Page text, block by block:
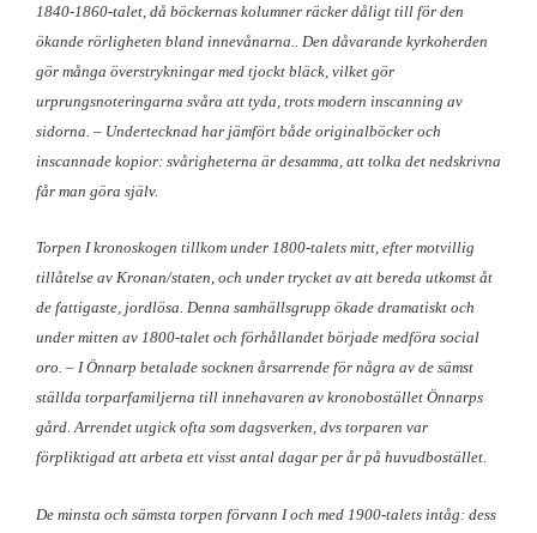
1840-1860-talet, då böckernas kolumner räcker dåligt till för den
ökande rörligheten bland innevånarna.. Den dåvarande kyrkoherden
gör många överstrykningar med tjockt bläck, vilket gör
urprungsnoteringarna svåra att tyda, trots modern inscanning av
sidorna. – Undertecknad har jämfört både originalböcker och
inscannade kopior: svårigheterna är desamma, att tolka det nedskrivna
får man göra själv.
Torpen I kronoskogen tillkom under 1800-talets mitt, efter motvillig
tillåtelse av Kronan/staten, och under trycket av att bereda utkomst åt
de fattigaste, jordlösa. Denna samhällsgrupp ökade dramatiskt och
under mitten av 1800-talet och förhållandet började medföra social
oro. – I Önnarp betalade socknen årsarrende för några av de sämst
ställda torparfamiljerna till innehavaren av kronobostället Önnarps
gård. Arrendet utgick ofta som dagsverken, dvs torparen var
förpliktigad att arbeta ett visst antal dagar per år på huvudbostället.
De minsta och sämsta torpen förvann I och med 1900-talets intåg: dess